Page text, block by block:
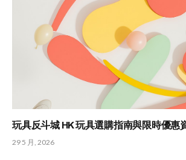
玩具反斗城 HK 玩具選購指南與限時優惠
29 5 月, 2026